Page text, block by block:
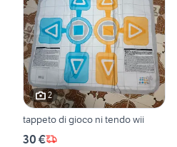
2
tappeto di gioco ni tendo wii
30 €